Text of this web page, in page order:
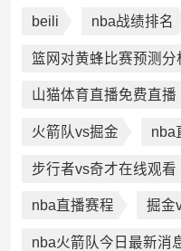
beili nba战绩排名
篮网对黄蜂比赛预测分
山猫体育直播免费直播
火箭队vs掘金 nba
步行者vs奇才在线观看
nba直播赛程 掘金
nba火箭队今日最新消